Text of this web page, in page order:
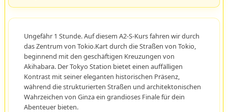
Ungefähr 1 Stunde. Auf diesem A2-S-Kurs fahren wir durch
das Zentrum von Tokio.Kart durch die Straßen von Tokio,
beginnend mit den geschäftigen Kreuzungen von
Akihabara. Der Tokyo Station bietet einen auffälligen
Kontrast mit seiner eleganten historischen Präsenz,
während die strukturierten Straßen und architektonischen
Wahrzeichen von Ginza ein grandioses Finale für dein
Abenteuer bieten.